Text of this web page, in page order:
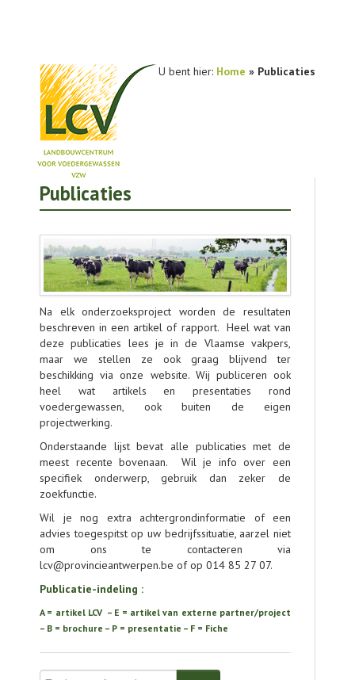
U bent hier: Home » Publicaties
NIEUWS
PUBLICATIES
TOOLS
AGENDA
OVER LCV
CONTACT
Publicaties
Na elk onderzoeksproject worden de resultaten
beschreven in een artikel of rapport. Heel wat van
deze publicaties lees je in de Vlaamse vakpers,
maar we stellen ze ook graag blijvend ter
beschikking via onze website. Wij publiceren ook
heel wat artikels en presentaties rond
voedergewassen, ook buiten de eigen
projectwerking.
Onderstaande lijst bevat alle publicaties met de
meest recente bovenaan. Wil je info over een
specifiek onderwerp, gebruik dan zeker de
zoekfunctie.
Wil je nog extra achtergrondinformatie of een
advies toegespitst op uw bedrijfssituatie, aarzel niet
om ons te contacteren via
lcv@provincieantwerpen.be of op 014 85 27 07.
Publicatie-indeling :
A = artikel LCV – E = artikel van externe partner/project
– B = brochure – P = presentatie – F = Fiche